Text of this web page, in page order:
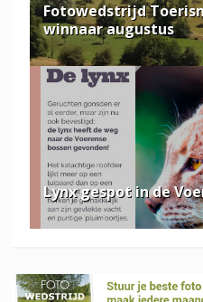
Fotowedstrijd
winnaar augustus
Lynx gespot in de